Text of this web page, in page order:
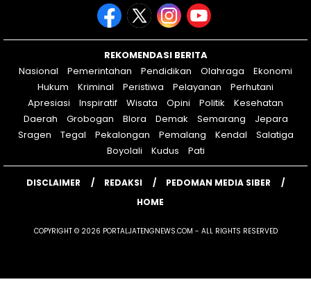
REKOMENDASI BERITA
Nasional
Pemerintahan Pendidikan Olahraga
Ekonomi
Hukum
Kriminal Peristiwa Pelayanan
Perhutani
Apresiasi
Inspiratif Wisata Opini Politik
Kesehatan
Daerah
Grobogan Blora Demak Semarang
Jepara
Sragen
Tegal Pekalongan Pemalang Kendal
Salatiga
Boyolali
Kudus Pati
DISCLAIMER REDAKSI
PEDOMAN MEDIA SIBER
HOME
COPYRIGHT © 2026 PORTALJATENGNEWS.COM - ALL RIGHTS RESERVED